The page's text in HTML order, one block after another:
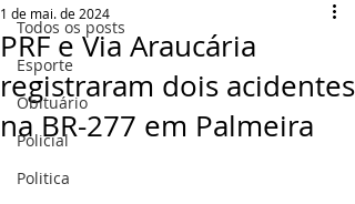
Todos os posts
Esporte
Obituário
Policial
Politica
PRF e Via Araucária
registraram dois acidentes
na BR-277 em Palmeira
1 de mai. de 2024